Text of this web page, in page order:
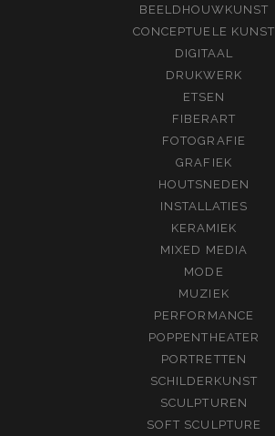
BEELDHOUWKUNST
CONCEPTUELE KUNST
DIGITAAL
DRUKWERK
ETSEN
FIBERART
FOTOGRAFIE
GRAFIEK
HOUTSNEDEN
INSTALLATIES
KERAMIEK
MIXED MEDIA
MODE
MUZIEK
PERFORMANCE
POPPENTHEATER
PORTRETTEN
SCHILDERKUNST
SCULPTUREN
SOFT SCULPTURE